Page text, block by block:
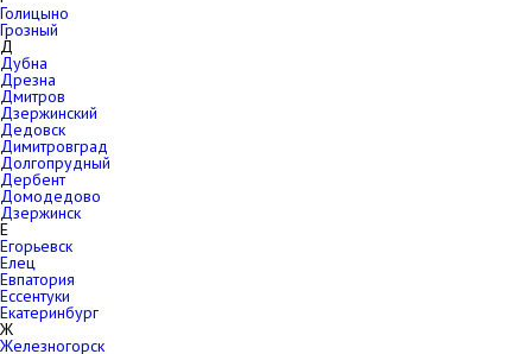
Голицыно
Грозный
Д
Дубна
Дрезна
Дмитров
Дзержинский
Дедовск
Димитровград
Долгопрудный
Дербент
Домодедово
Дзержинск
Е
Егорьевск
Елец
Евпатория
Ессентуки
Екатеринбург
Ж
Железногорск